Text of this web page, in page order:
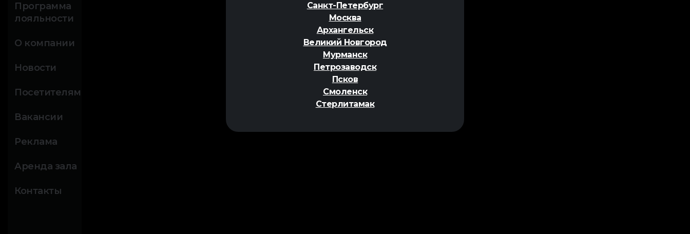
Санкт-Петербург
Москва
Архангельск
Великий Новгород
Мурманск
Петрозаводск
Псков
Смоленск
Стерлитамак
Программа
лояльности
О компании
Новости
Посетителям
Вакансии
Реклама
Аренда зала
Контакты